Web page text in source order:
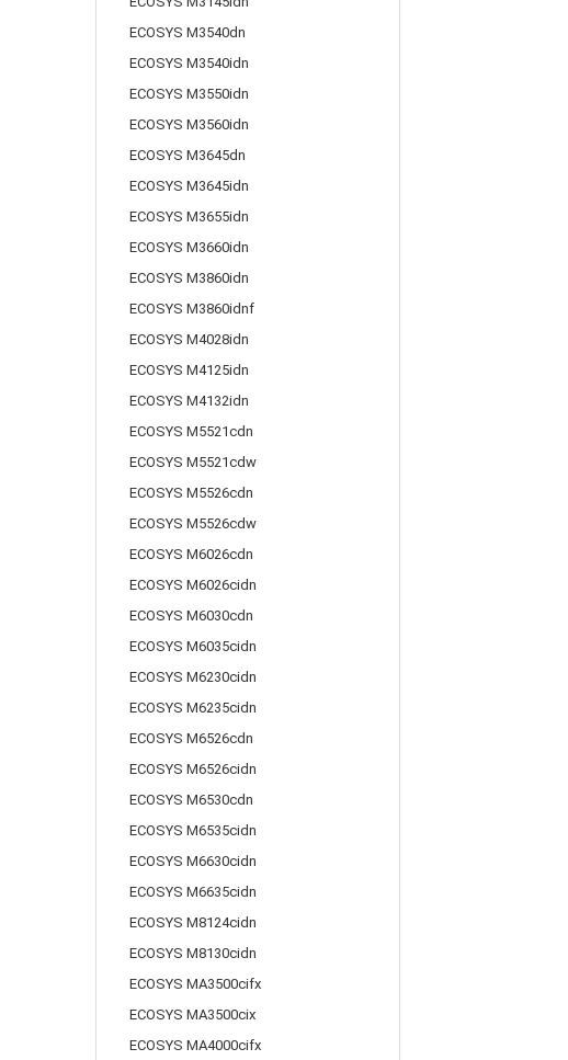
ECOSYS M3540dn
ECOSYS M3540idn
ECOSYS M3550idn
ECOSYS M3560idn
ECOSYS M3645dn
ECOSYS M3645idn
ECOSYS M3655idn
ECOSYS M3660idn
ECOSYS M3860idn
ECOSYS M3860idnf
ECOSYS M4028idn
ECOSYS M4125idn
ECOSYS M4132idn
ECOSYS M5521cdn
ECOSYS M5521cdw
ECOSYS M5526cdn
ECOSYS M5526cdw
ECOSYS M6026cdn
ECOSYS M6026cidn
ECOSYS M6030cdn
ECOSYS M6035cidn
ECOSYS M6230cidn
ECOSYS M6235cidn
ECOSYS M6526cdn
ECOSYS M6526cidn
ECOSYS M6530cdn
ECOSYS M6535cidn
ECOSYS M6630cidn
ECOSYS M6635cidn
ECOSYS M8124cidn
ECOSYS M8130cidn
ECOSYS MA3500cifx
ECOSYS MA3500cix
ECOSYS MA4000cifx